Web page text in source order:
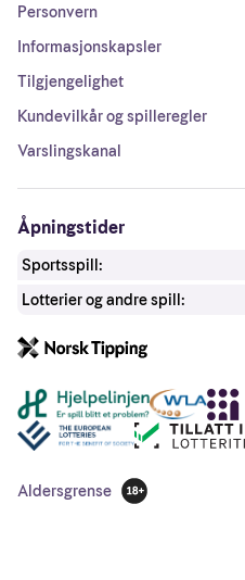
Personvern
Informasjonskapsler
Tilgjengelighet
Kundevilkår og spilleregler
Varslingskanal
Åpningstider
Sportsspill:
Lotterier og andre spill:
Andre lenker
Aldersgrense
18 år